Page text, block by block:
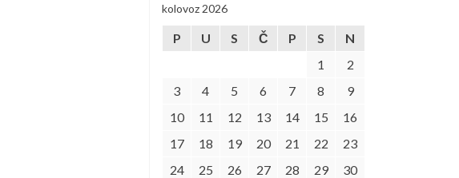
kolovoz 2026
P U S Č P S
N
1
2
3
4 5 6 7 8
9
10
11 12 13 14 15
16
17
18 19 20 21 22
23
24
25 26 27 28 29
30